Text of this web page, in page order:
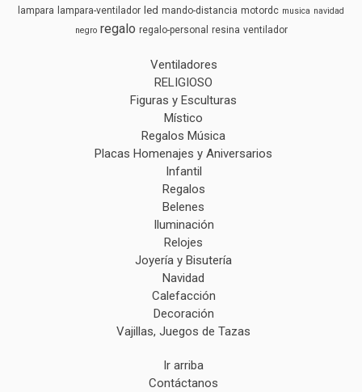
lampara lampara-ventilador led mando-distancia motordc musica navidad
negro regalo regalo-personal resina ventilador
Ventiladores
RELIGIOSO
Figuras y Esculturas
Místico
Regalos Música
Placas Homenajes y Aniversarios
Infantil
Regalos
Belenes
Iluminación
Relojes
Joyería y Bisutería
Navidad
Calefacción
Decoración
Vajillas, Juegos de Tazas
Ir arriba
Contáctanos